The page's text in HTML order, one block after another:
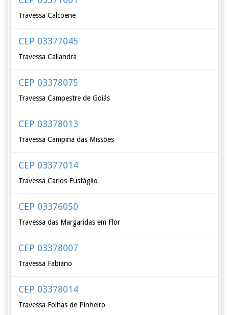
Travessa Calcoene
CEP 03377045
Travessa Caliandra
CEP 03378075
Travessa Campestre de Goiás
CEP 03378013
Travessa Campina das Missões
CEP 03377014
Travessa Carlos Eustáglio
CEP 03376050
Travessa das Margaridas em Flor
CEP 03378007
Travessa Fabiano
CEP 03378014
Travessa Folhas de Pinheiro